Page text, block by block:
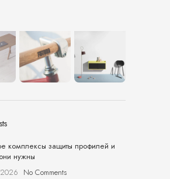
комплексы защиты профилей и
нужны
No Comments